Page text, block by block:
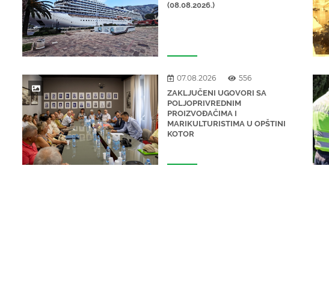
(08.08.2026.)
07.08.2026
556
ZAKLJUČENI UGOVORI SA
POLJOPRIVREDNIM
PROIZVOĐAČIMA I
MARIKULTURISTIMA U OPŠTINI
KOTOR